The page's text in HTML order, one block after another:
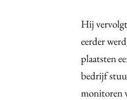
Hij
eerder
plaatsten
bedrijf
monitoren